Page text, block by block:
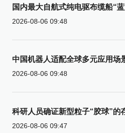
国内最大自航式纯电驱布缆船“
2026-08-06 09:48
中国机器人适配全球多元应用场
2026-08-06 09:48
科研人员确证新型粒子“胶球”的
2026-08-06 09:47